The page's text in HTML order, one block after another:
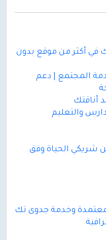
في أكثر من موقع بدون
المجتمع | دعم
أناقتك
والتعليم
شريكي الحياة وفق
وخدمة جدوى تك